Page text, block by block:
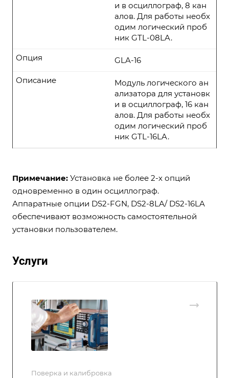
и в осциллограф, 8 кан
алов. Для работы необх
одим логический проб
ник GTL-08LA.
GLA-16
Опция
Модуль логического ан
ализатора для установк
и в осциллограф, 16 кан
алов. Для работы необх
одим логический проб
ник GTL-16LA.
Описание
Примечание: Установка не более 2-х опций
одновременно в один осциллограф.
Аппаратные опции DS2-FGN, DS2-8LA/ DS2-16LA
обеспечивают возможность самостоятельной
установки пользователем.
Услуги
Поверка и калибровка